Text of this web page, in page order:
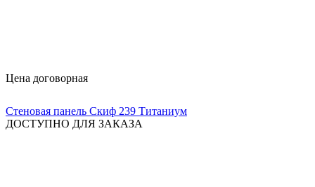
Цена договорная
Стеновая панель Скиф 239 Титаниум
ДОСТУПНО ДЛЯ ЗАКАЗА